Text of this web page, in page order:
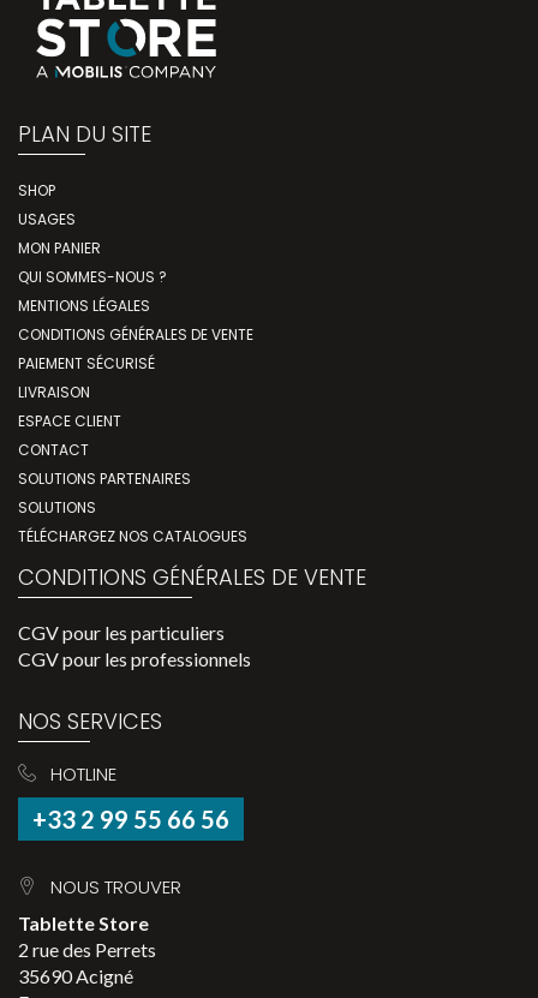
PLAN DU SITE
SHOP
USAGES
MON PANIER
QUI SOMMES-NOUS ?
MENTIONS LÉGALES
CONDITIONS GÉNÉRALES DE VENTE
PAIEMENT SÉCURISÉ
LIVRAISON
ESPACE CLIENT
CONTACT
SOLUTIONS PARTENAIRES
SOLUTIONS
TÉLÉCHARGEZ NOS CATALOGUES
CONDITIONS GÉNÉRALES DE VENTE
CGV pour les particuliers
CGV pour les professionnels
NOS SERVICES
HOTLINE
+33 2 99 55 66 56
NOUS TROUVER
Tablette Store
2 rue des Perrets
35690 Acigné